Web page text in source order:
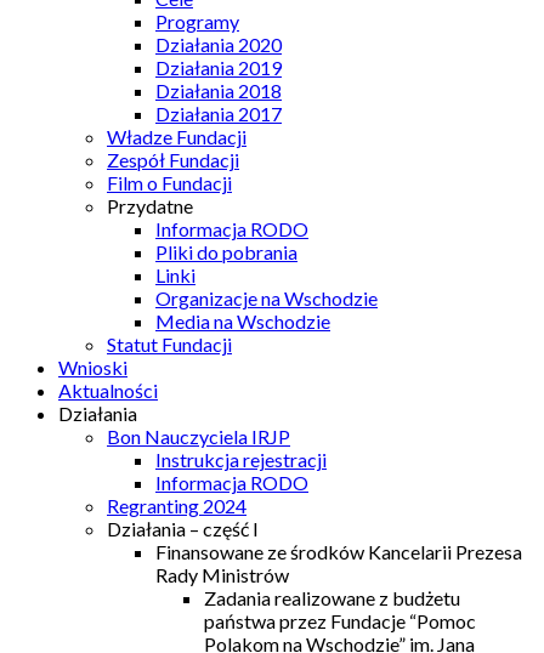
Programy
Działania 2020
Działania 2019
Działania 2018
Działania 2017
Władze Fundacji
Zespół Fundacji
Film o Fundacji
Przydatne
Informacja RODO
Pliki do pobrania
Linki
Organizacje na Wschodzie
Media na Wschodzie
Statut Fundacji
Wnioski
Aktualności
Działania
Bon Nauczyciela IRJP
Instrukcja rejestracji
Informacja RODO
Regranting 2024
Działania – część I
Finansowane ze środków Kancelarii Prezesa
Rady Ministrów
Zadania realizowane z budżetu
państwa przez Fundacje “Pomoc
Polakom na Wschodzie” im. Jana